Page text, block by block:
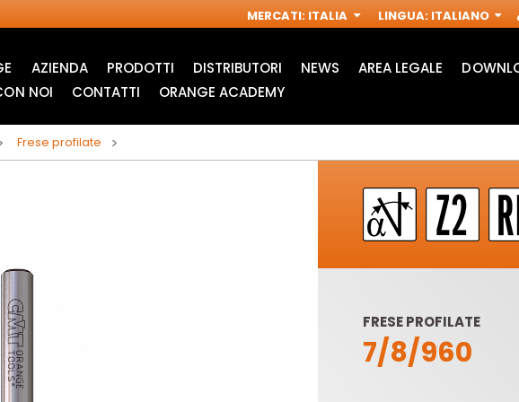
MERCATI: ITALIA LINGUA: ITALIANO
AZIENDA PRODOTTI
PER SEGHETTI
FRESE INDUSTRIALI
PER
DISTRIBUTORI NEWS AREA LEGALE
NOI
CONTATTI ORANGE ACADEMY
Frese profilate
FRESE PROFILATE
7/8/960